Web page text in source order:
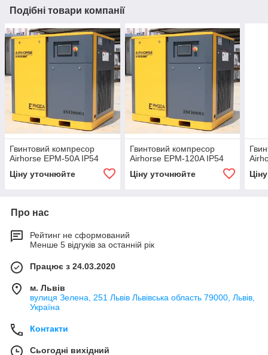
Подібні товари компанії
Гвинтовий компресор
Airhorse EPM-50A IP54
Ціну уточнюйте
Гвинтовий компресор
Airhorse EPM-120A IP54
Ціну уточнюйте
Про нас
Рейтинг не сформований
Менше 5 відгуків за останній рік
Працює з 24.03.2020
м. Львів
вулиця Зелена, 251 Львів Львівська область 79000, Львів,
Україна
Контакти
Сьогодні вихідний